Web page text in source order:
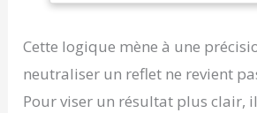
Cette logique mène à une
neutraliser un reflet ne revient
Pour viser un résultat plus clair,